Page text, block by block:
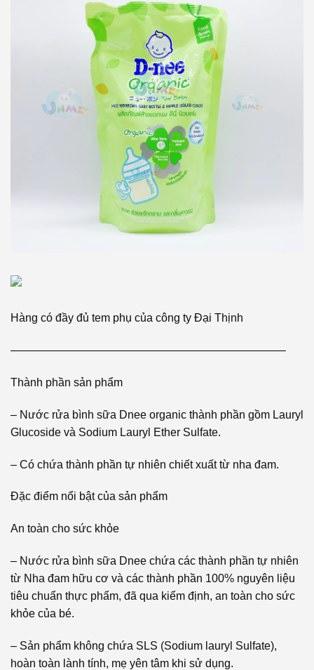
Hàng có đầy đủ tem phụ của công ty Đại Thịnh
————————————————————————–
Thành phần sản phẩm
– Nước rửa bình sữa Dnee organic thành phần gồm Lauryl
Glucoside và Sodium Lauryl Ether Sulfate.
– Có chứa thành phần tự nhiên chiết xuất từ nha đam.
Đặc điểm nổi bật của sản phẩm
An toàn cho sức khỏe
– Nước rửa bình sữa Dnee chứa các thành phần tự nhiên
từ Nha đam hữu cơ và các thành phần 100% nguyên liệu
tiêu chuẩn thực phẩm, đã qua kiểm định, an toàn cho sức
khỏe của bé.
– Sản phẩm không chứa SLS (Sodium lauryl Sulfate),
hoàn toàn lành tính, mẹ yên tâm khi sử dụng.